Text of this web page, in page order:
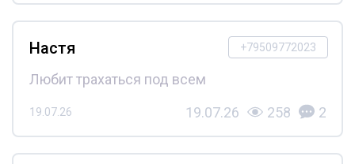
+79509772023
Настя
Любит трахаться под всем
19.07.26 19.07.26 258 2